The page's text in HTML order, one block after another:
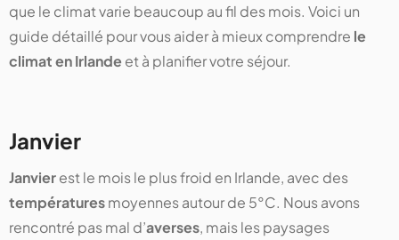
que le climat varie beaucoup au fil des mois. Voici un
guide détaillé pour vous aider à mieux comprendre le
climat en Irlandeet à planifier votre séjour.
Janvier
Janvierest le mois le plus froid en Irlande, avec des
températuresmoyennes autour de 5°C. Nous avons
rencontré pas mal d’averses, mais les paysages